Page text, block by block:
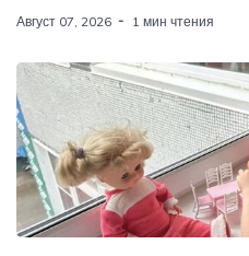
Август 07, 2026 1 мин чтения